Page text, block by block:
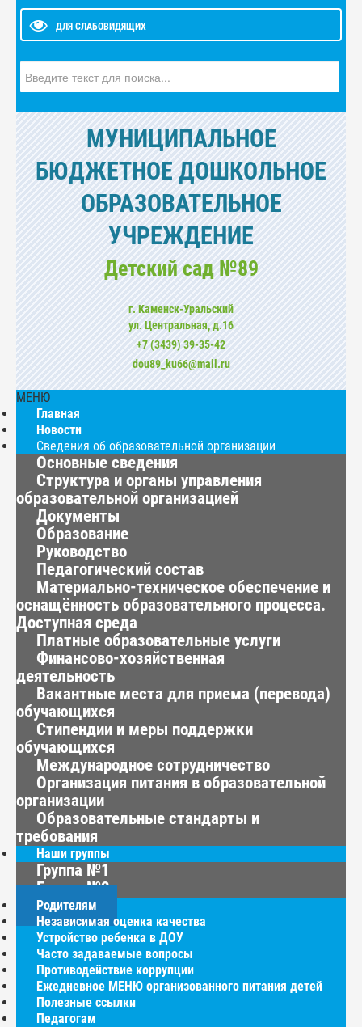
ДЛЯ СЛАБОВИДЯЩИХ
МУНИЦИПАЛЬНОЕ
БЮДЖЕТНОЕ ДОШКОЛЬНОЕ
ОБРАЗОВАТЕЛЬНОЕ
УЧРЕЖДЕНИЕ
Детский сад №89
г. Каменск-Уральский
ул. Центральная, д.16
+7 (3439) 39-35-42
dou89_ku66@mail.ru
МЕНЮ
Главная
Новости
Сведения об образовательной организации
Основные сведения
Структура и органы управления
образовательной организацией
Документы
Образование
Руководство
Педагогический состав
Материально-техническое обеспечение и
оснащённость образовательного процесса.
Доступная среда
Платные образовательные услуги
Финансово-хозяйственная
деятельность
Вакантные места для приема (перевода)
обучающихся
Стипендии и меры поддержки
обучающихся
Международное сотрудничество
Организация питания в образовательной
организации
Образовательные стандарты и
требования
Наши группы
Группа №1
Группа №2
Родителям
Независимая оценка качества
Устройство ребенка в ДОУ
Часто задаваемые вопросы
Противодействие коррупции
Ежедневное МЕНЮ организованного питания детей
Полезные ссылки
Педагогам